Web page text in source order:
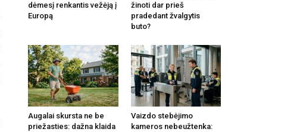
dėmesį renkantis vežėją į
Europą
žinoti dar prieš
pradedant žvalgytis
buto?
Augalai skursta ne be
priežasties: dažna klaida
Vaizdo stebėjimo
kameros nebeužtenka: